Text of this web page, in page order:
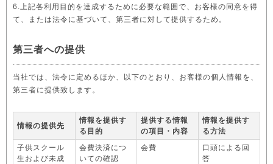
6.上記各利用目的を達成するために必要な範囲で、お客様の同意を得
て、または法令に基づいて、第三者に対して提供するため。
第三者への提供
当社では、法令に定めるほか、以下のとおり、お客様の個人情報を、
第三者に提供致します。
情報の提供先
情報を提供す
る目的
提供する情報
の項目・内容
情報を提供す
る方法
子供スクール
生および未成
会費決済につ
いての確認
会費
口頭による回
答